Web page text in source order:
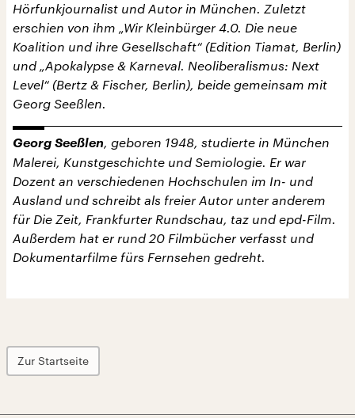
Hörfunkjournalist und Autor in München. Zuletzt
erschien von ihm „Wir Kleinbürger 4.0. Die neue
Koalition und ihre Gesellschaft“ (Edition Tiamat, Berlin)
und „Apokalypse & Karneval. Neoliberalismus: Next
Level“ (Bertz & Fischer, Berlin), beide gemeinsam mit
Georg Seeßlen.
Georg Seeßlen, geboren 1948, studierte in München
Malerei, Kunstgeschichte und Semiologie. Er war
Dozent an verschiedenen Hochschulen im In- und
Ausland und schreibt als freier Autor unter anderem
für Die Zeit, Frankfurter Rundschau, taz und epd-Film.
Außerdem hat er rund 20 Filmbücher verfasst und
Dokumentarfilme fürs Fernsehen gedreht.
Zur Startseite